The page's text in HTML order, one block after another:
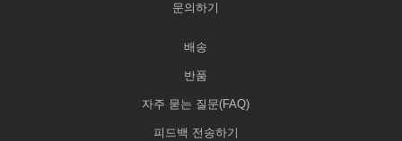
문의하기
배송
반품
자주 묻는 질문(FAQ)
피드백 전송하기